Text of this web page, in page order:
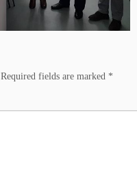
Required fields are marked *